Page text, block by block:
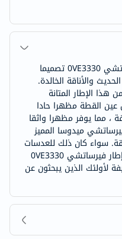
يعرض إطار النظارات البصرية فيرساتشي 0VE3330 تصميما
والأناقة الخالدة.
الإطار المتانة
عين القطة مظهرا حادا
، مما يوفر مظهرا واثقا
ميدوسا المميز
سواء كان ذلك للعدسات
الطبية أو كإكسسوار للأزياء ، فإن إطار فيرساتشي 0VE3330
لأولئك الذين يبحثون عن